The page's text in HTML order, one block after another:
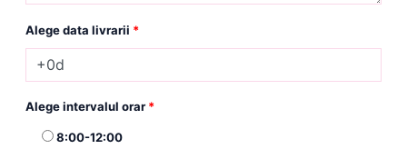
Alege data livrarii *
Alege intervalul orar*
8:00-12:00